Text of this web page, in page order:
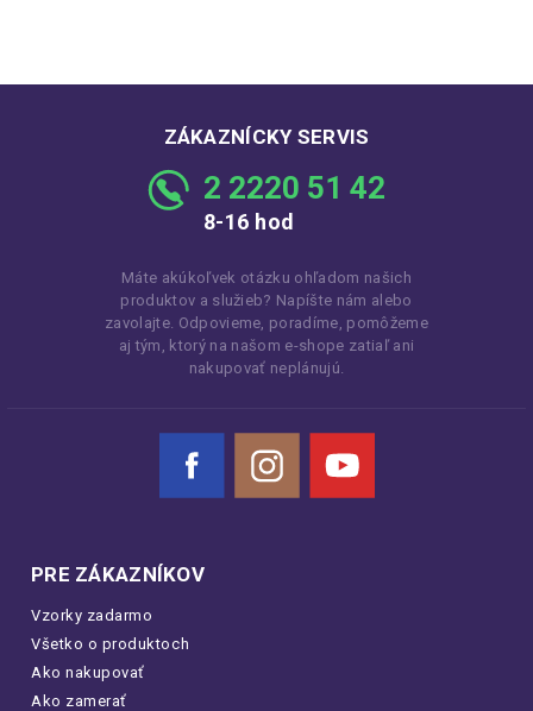
ZÁKAZNÍCKY SERVIS
2 2220 51 42
8-16 hod
Máte akúkoľvek otázku ohľadom našich
produktov a služieb? Napíšte nám alebo
zavolajte. Odpovieme, poradíme, pomôžeme
aj tým, ktorý na našom e-shope zatiaľ ani
nakupovať neplánujú.
Facebook Instagram YouTube
PRE ZÁKAZNÍKOV
Vzorky zadarmo
Všetko o produktoch
Ako nakupovať
Ako zamerať